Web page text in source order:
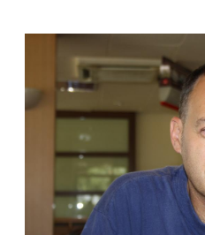
la ayuda de la ONCE se
situación que le ha
profundizar en su
el carácter erudito, sabio,
XVI, ensimismado en su
humildad y pasión por
Papa Francisco. Rodeado
permiten aprovechar al
el palacio arzobispal más